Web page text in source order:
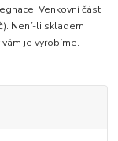
Venkovní část
Není-li skladem
je vyrobíme.